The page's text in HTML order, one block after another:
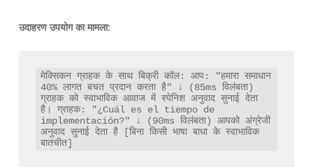
उदाहरण उपयोग का मामला:
मेक्सिकन ग्राहक के साथ बिक्री कॉल: आप: "हमारा समाधान
40% लागत बचत प्रदान करता है" ↓ (85ms विलंबता)
ग्राहक को स्वाभाविक आवाज में स्पेनिश अनुवाद सुनाई देता
है। ग्राहक: "¿Cuál es el tiempo de
implementación?" ↓ (90ms विलंबता) आपको अंग्रेजी
अनुवाद सुनाई देता है [बिना किसी भाषा बाधा के स्वाभाविक
बातचीत]